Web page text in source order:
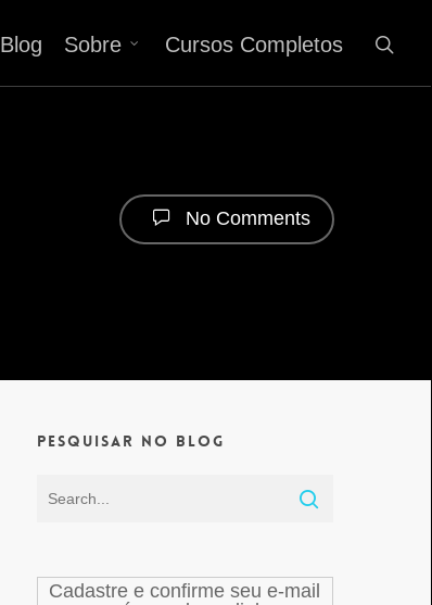
Blog Sobre Cursos Completos
No Comments
Pesquisar no Blog
Cadastre e confirme seu e-mail